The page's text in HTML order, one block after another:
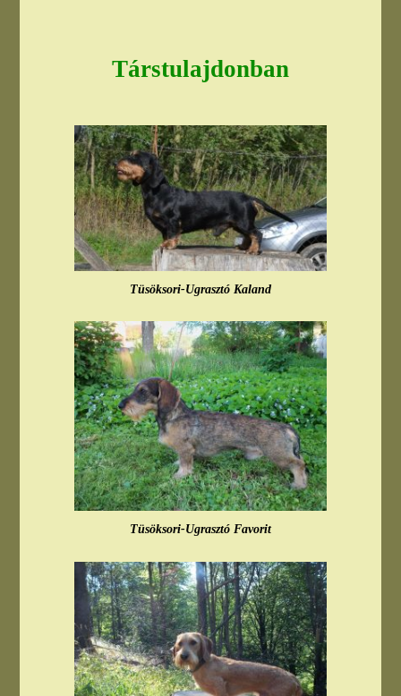
Társtulajdonban
Tüsöksori-Ugrasztó Kaland
Tüsöksori-Ugrasztó Favorit